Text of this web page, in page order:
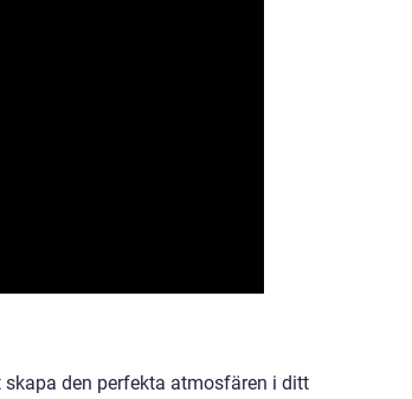
den perfekta atmosfären i ditt